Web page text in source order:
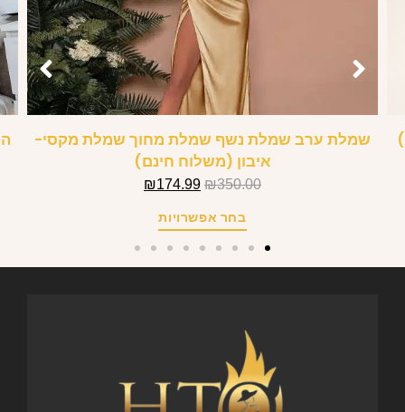
שמלת ערב שמלת נשף שמלת מחוך שמלת מקסי-
איבון (משלוח חינם)
₪350.00
₪174.99
בחר אפשרויות